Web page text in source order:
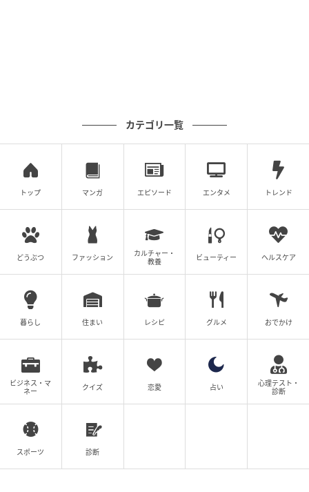
smart Web
電車での移動中は、ショルダーを短くして座席のフッ
クにかけると快適に！
登山中はうれしいハンドフリーに
カテゴリ一覧
トップ マンガ エピソード エンタメ トレンド
どうぶつ ファッション
カルチャー・
教養
ビューティー ヘルスケア
暮らし 住まい レシピ グルメ おでかけ
ビジネス・マ
ネー
クイズ 恋愛 占い
心理テスト・
診断
スポーツ 診断